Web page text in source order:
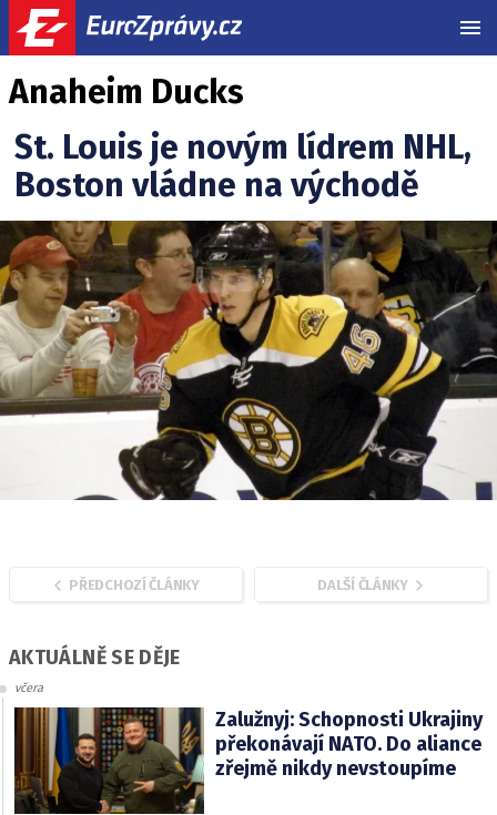
Anaheim Ducks
St. Louis je novým lídrem NHL,
Boston vládne na východě
PŘEDCHOZÍ ČLÁNKY DALŠÍ ČLÁNKY
AKTUÁLNĚ SE DĚJE
včera
Zalužnyj: Schopnosti Ukrajiny
překonávají NATO. Do aliance
zřejmě nikdy nevstoupíme